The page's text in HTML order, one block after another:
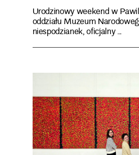
Urodzinowy weekend w
oddziału Muzeum
niespodzianek, oficjalny ...